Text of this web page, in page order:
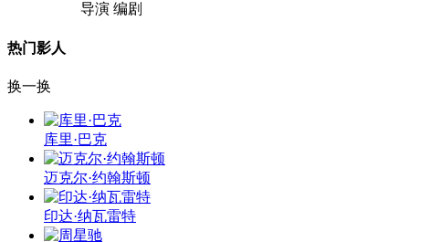
导演 编剧
热门影人
换一换
库里·巴克
迈克尔·约翰斯顿
印达·纳瓦雷特